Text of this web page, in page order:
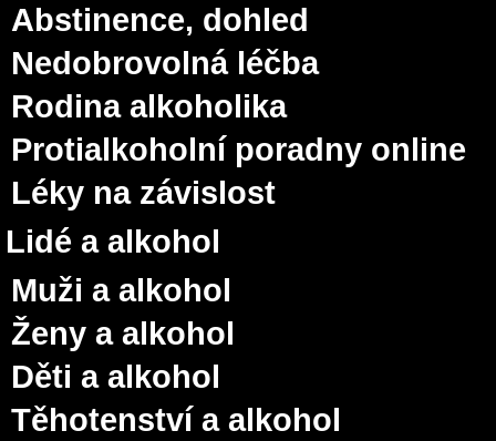
Abstinence, dohled
Nedobrovolná léčba
Rodina alkoholika
Protialkoholní poradny online
Léky na závislost
Lidé a alkohol
Muži a alkohol
Ženy a alkohol
Děti a alkohol
Těhotenství a alkohol